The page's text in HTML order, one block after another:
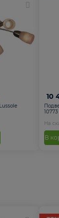
10
10773
На
В